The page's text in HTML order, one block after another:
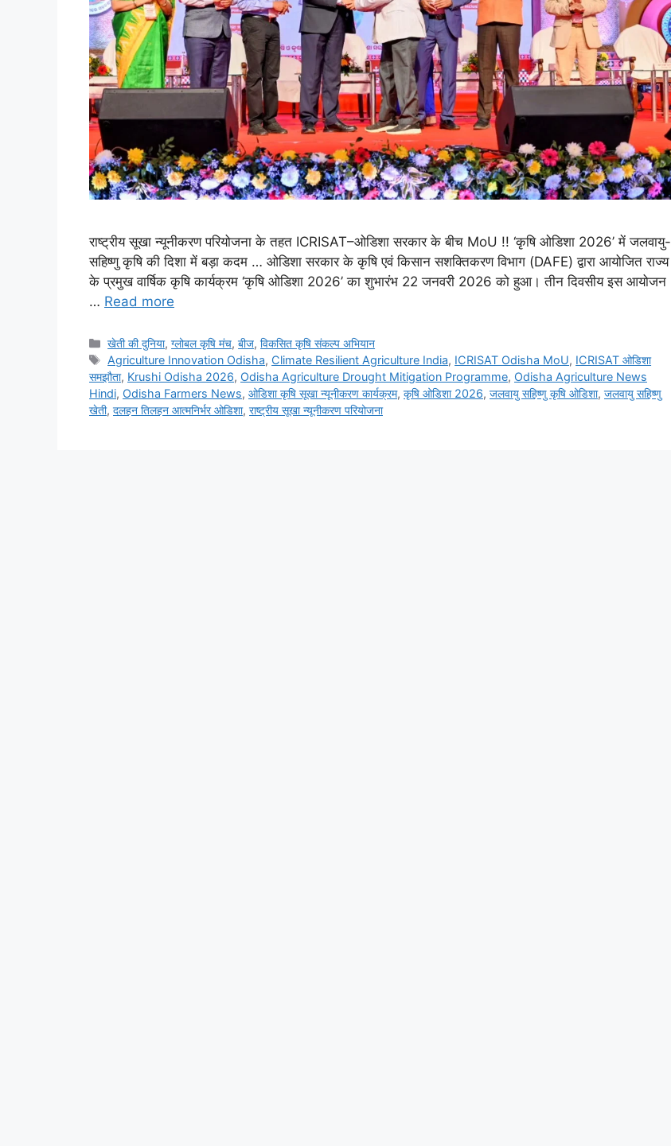
राष्ट्रीय सूखा न्यूनीकरण परियोजना के तहत ICRISAT–ओडिशा सरकार के बीच MoU !! ‘कृषि ओडिशा 2026’ में जलवायु-
सहिष्णु कृषि की दिशा में बड़ा कदम … ओडिशा सरकार के कृषि एवं किसान सशक्तिकरण विभाग (DAFE) द्वारा आयोजित राज्य
के प्रमुख वार्षिक कृषि कार्यक्रम ‘कृषि ओडिशा 2026’ का शुभारंभ 22 जनवरी 2026 को हुआ। तीन दिवसीय इस आयोजन
… Read more
खेती की दुनिया,ग्लोबल कृषि मंच,बीज,विकसित कृषि संकल्प अभियान
Agriculture Innovation Odisha, Climate Resilient Agriculture India, ICRISAT Odisha MoU, ICRISAT ओडिशा
समझौता, Krushi Odisha 2026, Odisha Agriculture Drought Mitigation Programme, Odisha Agriculture News
Hindi, Odisha Farmers News, ओडिशा कृषि सूखा न्यूनीकरण कार्यक्रम, कृषि ओडिशा 2026, जलवायु सहिष्णु कृषि ओडिशा, जलवायु सहिष्णु
खेती, दलहन तिलहन आत्मनिर्भर ओडिशा, राष्ट्रीय सूखा न्यूनीकरण परियोजना